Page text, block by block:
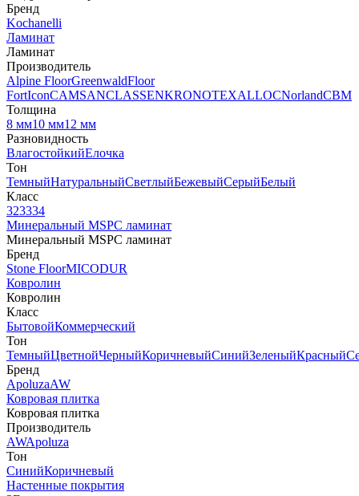
Бренд
Kochanelli
Ламинат
Ламинат
Производитель
Alpine FloorGreenwaldFloor
FortIconCAMSANCLASSENKRONOTEXALLOCNorlandCBM
Толщина
8 мм10 мм12 мм
Разновидность
ВлагостойкийЕлочка
Тон
ТемныйНатуральныйСветлыйБежевыйСерыйБелый
Класс
323334
Минеральный MSPC ламинат
Минеральный MSPC ламинат
Бренд
Stone FloorMICODUR
Ковролин
Ковролин
Класс
БытовойКоммерческий
Тон
ТемныйЦветнойЧерныйКоричневыйСинийЗеленыйКрасный
Бренд
ApoluzaAW
Ковровая плитка
Ковровая плитка
Производитель
AWApoluza
Тон
СинийКоричневый
Настенные покрытия